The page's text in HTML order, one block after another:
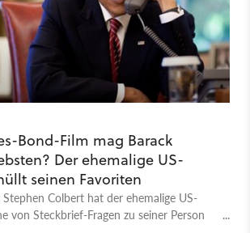
Bond-Film mag Barack
Der ehemalige US-
seinen Favoriten
Colbert hat der ehemalige US-
von Steckbrief-Fragen zu seiner Person